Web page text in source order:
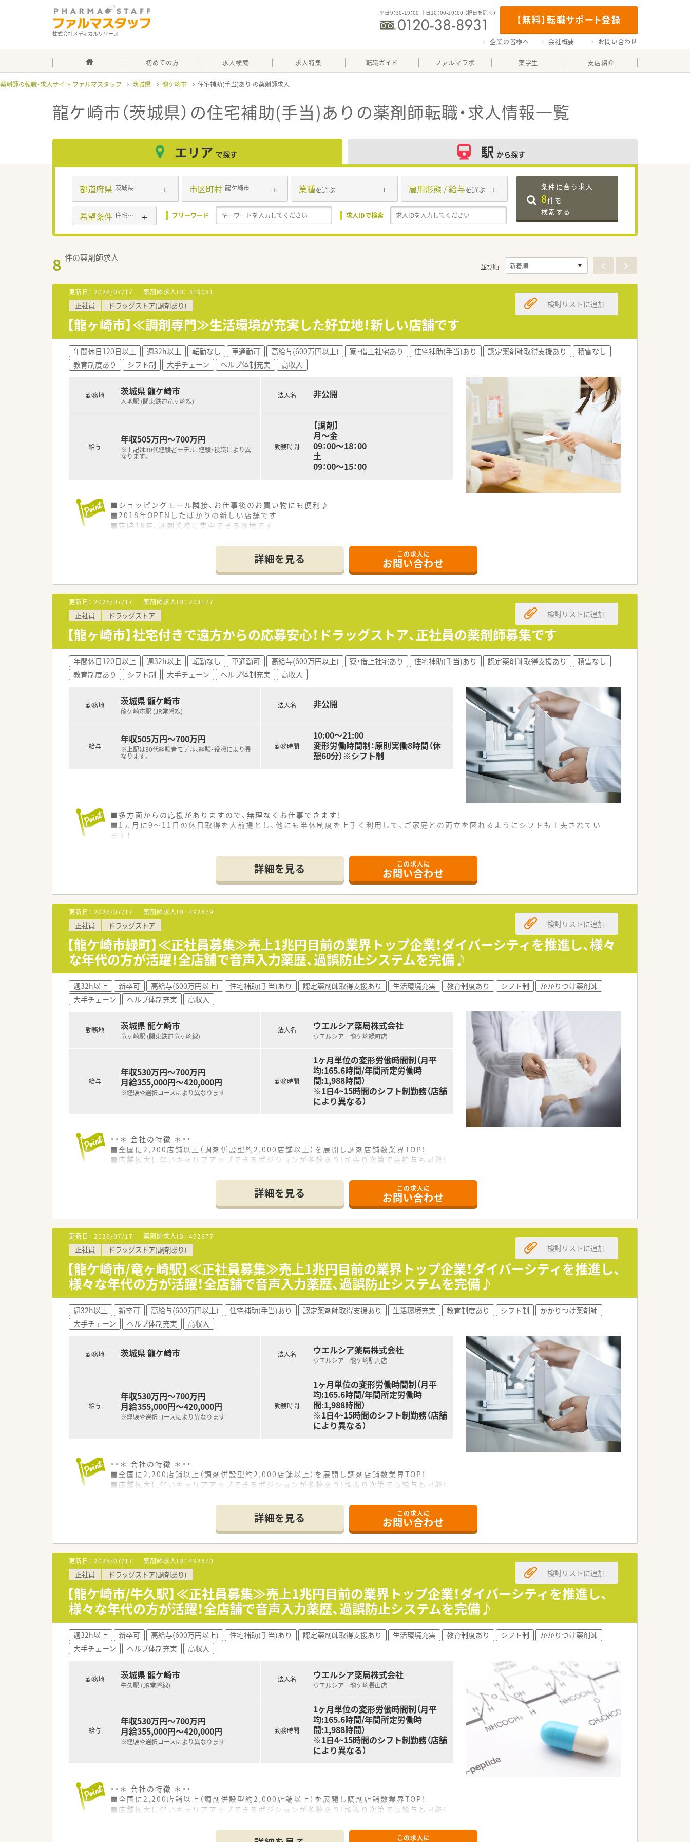
株式会社メディカルリソース
【無料】転職サポート登録
平日9：30-19：00 土日10：00-19：00 （祝日を除く）
企業の皆様へ 会社概要 お問い合わせ
初めての方 求人検索 求人特集 転職ガイド ファルマラボ 薬学生 支店紹介
薬剤師の転職・求人サイト ファルマスタッフ 茨城県 龍ケ崎市 住宅補助(手当)あり
龍ケ崎市（茨城県）の住宅補助(手当)あり の薬剤師転職・求人情報一覧
エリア で探す 駅 から探す
都道府県 茨城県 市区町村 龍ケ崎市 業種を選ぶ 雇用形態 / 給与を選ぶ
希望条件 住宅補助(手当)あり フリーワード 求人IDで検索
条件に合う求人
8件を
検索する
8 件の薬剤師求人
並び順
更新日： 2026/07/17 薬剤師求人ID： 319051
正社員 ドラッグストア(調剤あり)
【龍ヶ崎市】≪調剤専門≫生活環境が充実した好立地！新しい店舗です
検討リストに追加
年間休日120日以上 週32h以上 転勤なし 車通勤可 高給与(600万円以上) 寮・借上社宅あり 住宅補助(手当)あり 認定薬剤師取得支援あり
積雪なし
教育制度あり
シフト制 大手チェーン ヘルプ体制充実 高収入
勤務地 茨城県 龍ケ崎市
入地駅 (関東鉄道竜ヶ崎線)
給与
年収505万円～700万円
※上記は30代経験者モデル、経験・役職により異
なります。
法人名 非公開
勤務時間
【調剤】
月～金
09：00～18：00
土
09：00～15：00
■ショッピングモール隣接、お仕事後のお買い物にも便利♪
■2018年OPENしたばかりの新しい店舗です
■定時18時、調剤業務に集中できる環境です
詳細を見る この求人に
お問い合わせ
更新日： 2026/07/17 薬剤師求人ID： 203177
正社員 ドラッグストア
【龍ヶ崎市】社宅付きで遠方からの応募安心！ドラッグストア、正社員の薬剤師募集です
検討リストに追加
年間休日120日以上 週32h以上 転勤なし 車通勤可 高給与(600万円以上) 寮・借上社宅あり 住宅補助(手当)あり 認定薬剤師取得支援あり
積雪なし
教育制度あり
シフト制 大手チェーン ヘルプ体制充実 高収入
勤務地 茨城県 龍ケ崎市
龍ケ崎市駅 (JR常磐線)
給与
年収505万円～700万円
※上記は30代経験者モデル、経験・役職により異
なります。
法人名 非公開
勤務時間
10:00～21:00
変形労働時間制：原則実働8時間（休
憩60分）※シフト制
■多方面からの応援がありますので、無理なくお仕事できます！
■1ヵ月に9～11日の休日取得を大前提とし、他にも半休制度を上手く利用して、ご家庭との両立を図れるようにシフトも工夫されてい
ます！
詳細を見る この求人に
お問い合わせ
更新日： 2026/07/17 薬剤師求人ID： 492879
正社員 ドラッグストア
【龍ケ崎市緑町】≪正社員募集≫売上1兆円目前の業界トップ企業！ダイバーシティを推進し、様々
な年代の方が活躍！全店舗で音声入力薬歴、過誤防止システムを完備♪
検討リストに追加
週32h以上 新卒可 高給与(600万円以上) 住宅補助(手当)あり 認定薬剤師取得支援あり 生活環境充実 教育制度あり シフト制
かかりつけ薬剤師
大手チェーン
ヘルプ体制充実 高収入
勤務地 茨城県 龍ケ崎市
竜ヶ崎駅 (関東鉄道竜ヶ崎線)
給与
年収530万円～700万円
月給355,000円～420,000円
※経験や選択コースにより異なります
法人名 ウエルシア薬局株式会社
ウエルシア 龍ケ崎緑町店
勤務時間
1ヶ月単位の変形労働時間制（月平
均:165.6時間/年間所定労働時
間:1,988時間）
※1日4~15時間のシフト制勤務（店舗
により異なる）
・・＊ 会社の特徴 ＊・・
■全国に2,200店舗以上（調剤併設型約2,000店舗以上）を展開し調剤店舗数業界TOP！
■店舗拡大に伴いキャリアアップできるポジションが多数あり！頑張り次第で高給与も可能！
■職種や職域に合わせ、豊富な社内研修や外部組織と連携した研修を用意されています
■薬剤師が中心の会社だからこそ活躍できるキャリアパスが多種多様に用意されています。
■店舗拡大に伴い、エリアマネジャーや営業部長等のマネジメントのポジションも増えます。
■在宅や教育等の専門性を活かせるスペシャリストを目指すことも可能です。
■その他にも、管理部門や商品部門等の本社スタッフなど活動領域は多種多様です。
■在宅実施店舗は年々増加しており、在宅医療へもしっかりと関わる事ができます。
■育児休暇は3歳まで取得が可能で、時短制度は小学5年生まで時短勤務ができるよう変更予定です。
■年間休日が120日とワークライフバランスが整っています
■日用品から常備薬まで、従業員割引制度など嬉しいメリットもたくさんあります！
詳細を見る この求人に
お問い合わせ
更新日： 2026/07/17 薬剤師求人ID： 492877
正社員 ドラッグストア(調剤あり)
【龍ケ崎市/竜ヶ崎駅】≪正社員募集≫売上1兆円目前の業界トップ企業！ダイバーシティを推進し、
様々な年代の方が活躍！全店舗で音声入力薬歴、過誤防止システムを完備♪
検討リストに追加
週32h以上 新卒可 高給与(600万円以上) 住宅補助(手当)あり 認定薬剤師取得支援あり 生活環境充実 教育制度あり シフト制
かかりつけ薬剤師
大手チェーン
ヘルプ体制充実 高収入
勤務地 茨城県 龍ケ崎市
給与
年収530万円～700万円
月給355,000円～420,000円
※経験や選択コースにより異なります
法人名 ウエルシア薬局株式会社
ウエルシア 龍ケ崎馴馬店
勤務時間
1ヶ月単位の変形労働時間制（月平
均:165.6時間/年間所定労働時
間:1,988時間）
※1日4~15時間のシフト制勤務（店舗
により異なる）
・・＊ 会社の特徴 ＊・・
■全国に2,200店舗以上（調剤併設型約2,000店舗以上）を展開し調剤店舗数業界TOP！
■店舗拡大に伴いキャリアアップできるポジションが多数あり！頑張り次第で高給与も可能！
■職種や職域に合わせ、豊富な社内研修や外部組織と連携した研修を用意されています
■薬剤師が中心の会社だからこそ活躍できるキャリアパスが多種多様に用意されています。
■店舗拡大に伴い、エリアマネジャーや営業部長等のマネジメントのポジションも増えます。
■在宅や教育等の専門性を活かせるスペシャリストを目指すことも可能です。
■その他にも、管理部門や商品部門等の本社スタッフなど活動領域は多種多様です。
■在宅実施店舗は年々増加しており、在宅医療へもしっかりと関わる事ができます。
■育児休暇は3歳まで取得が可能で、時短制度は小学5年生まで時短勤務ができるよう変更予定です。
■年間休日が120日とワークライフバランスが整っています
■日用品から常備薬まで、従業員割引制度など嬉しいメリットもたくさんあります！
詳細を見る この求人に
お問い合わせ
更新日： 2026/07/17 薬剤師求人ID： 492870
正社員 ドラッグストア(調剤あり)
【龍ケ崎市/牛久駅】≪正社員募集≫売上1兆円目前の業界トップ企業！ダイバーシティを推進し、
様々な年代の方が活躍！全店舗で音声入力薬歴、過誤防止システムを完備♪
検討リストに追加
週32h以上 新卒可 高給与(600万円以上) 住宅補助(手当)あり 認定薬剤師取得支援あり 生活環境充実 教育制度あり シフト制
かかりつけ薬剤師
大手チェーン
ヘルプ体制充実 高収入
勤務地 茨城県 龍ケ崎市
牛久駅 (JR常磐線)
給与
年収530万円～700万円
月給355,000円～420,000円
※経験や選択コースにより異なります
法人名 ウエルシア薬局株式会社
ウエルシア 龍ケ崎長山店
勤務時間
1ヶ月単位の変形労働時間制（月平
均:165.6時間/年間所定労働時
間:1,988時間）
※1日4~15時間のシフト制勤務（店舗
により異なる）
・・＊ 会社の特徴 ＊・・
■全国に2,200店舗以上（調剤併設型約2,000店舗以上）を展開し調剤店舗数業界TOP！
■店舗拡大に伴いキャリアアップできるポジションが多数あり！頑張り次第で高給与も可能！
■職種や職域に合わせ、豊富な社内研修や外部組織と連携した研修を用意されています
■薬剤師が中心の会社だからこそ活躍できるキャリアパスが多種多様に用意されています。
この求人に